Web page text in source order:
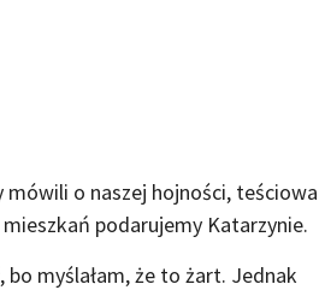
mówili o naszej hojności, teściowa
podarujemy Katarzynie.
bo myślałam, że to żart. Jednak